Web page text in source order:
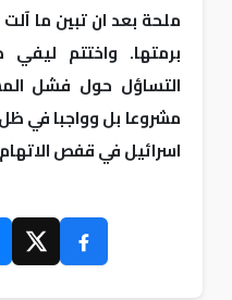
ملحة بعد ان تبين ما
برمتها. واختتم ليفي
التساؤل حول فشل
مشروعا بل وواجبا في
اسرائيل في قفص